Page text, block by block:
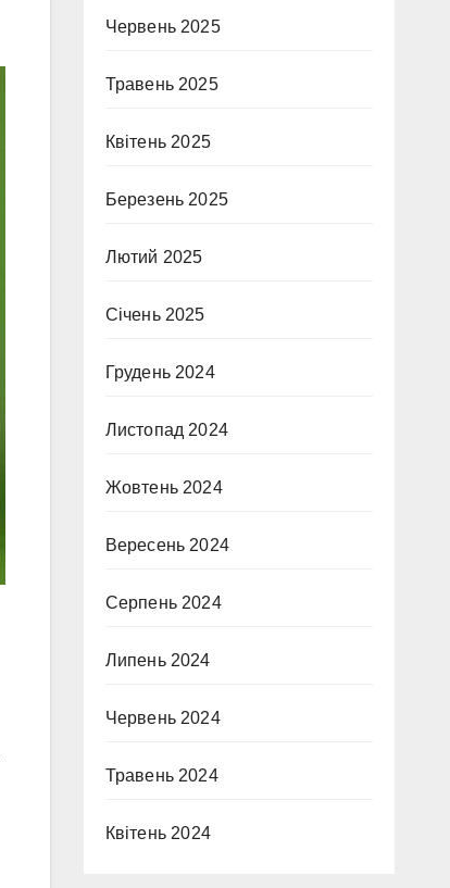
Червень 2025
Травень 2025
Квітень 2025
Березень 2025
Лютий 2025
Січень 2025
Грудень 2024
Листопад 2024
Жовтень 2024
Вересень 2024
Серпень 2024
Липень 2024
Червень 2024
Травень 2024
Квітень 2024